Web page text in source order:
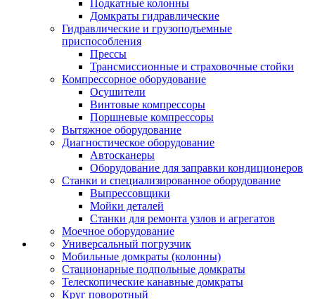
Подкатные колонны
Домкраты гидравлические
Гидравлические и грузоподъемные
приспособления
Прессы
Трансмиссионные и страховочные стойки
Компрессорное оборудование
Осушители
Винтовые компрессоры
Поршневые компрессоры
Вытяжное оборудование
Диагностическое оборудование
Автосканеры
Оборудование для заправки кондиционеров
Станки и специализированное оборудование
Выпрессовщики
Мойки деталей
Станки для ремонта узлов и агрегатов
Моечное оборудование
Универсальный погрузчик
Мобильные домкраты (колонны)
Стационарные подпольные домкраты
Телескопические канавные домкраты
Круг поворотный